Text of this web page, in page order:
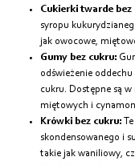
Cukierki twarde bez
syropu
jak owocowe,
Gumy bez cukru:
odświeżenie oddechu
cukru. Dostępne są
miętowych i
Krówki bez cukru:
skondensowanego i
takie jak waniliowy,